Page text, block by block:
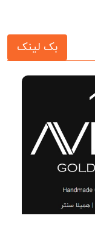
بک لینک